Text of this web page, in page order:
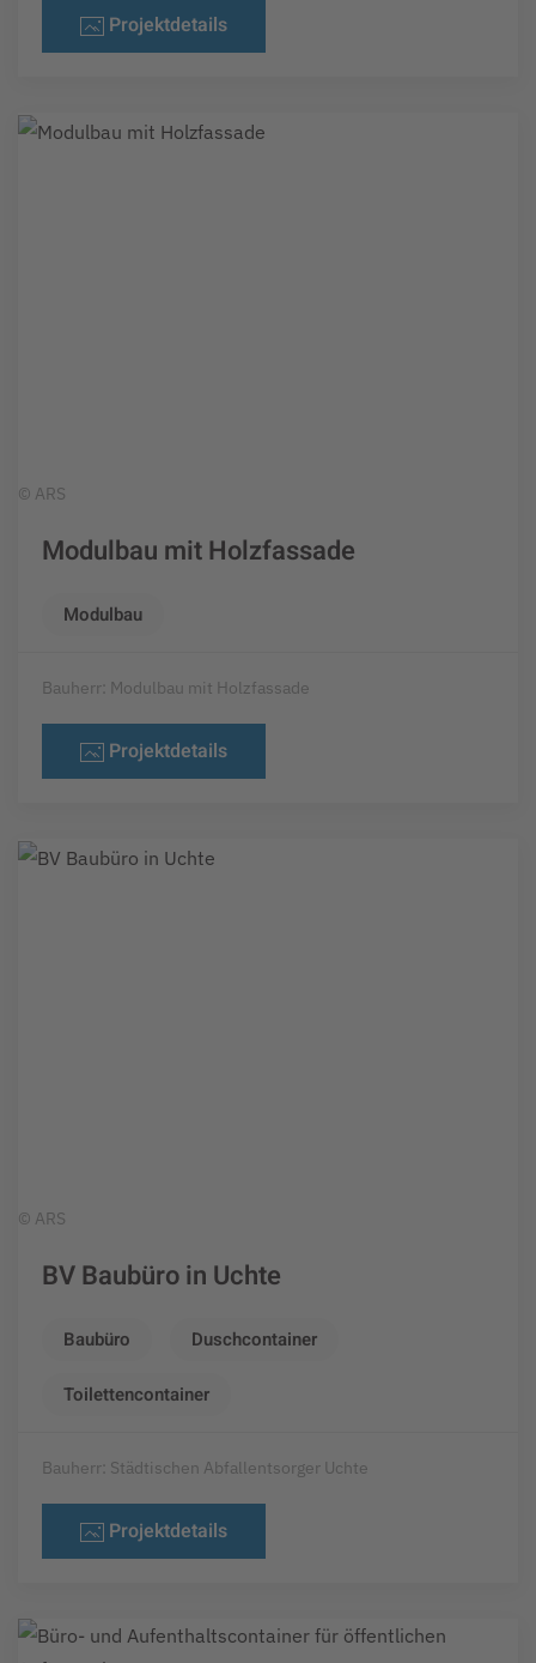
Projektdetails
© ARS
Modulbau mit Holzfassade
Modulbau
Bauherr: Modulbau mit Holzfassade
Projektdetails
© ARS
BV Baubüro in Uchte
Baubüro Duschcontainer
Toilettencontainer
Bauherr: Städtischen Abfallentsorger Uchte
Projektdetails